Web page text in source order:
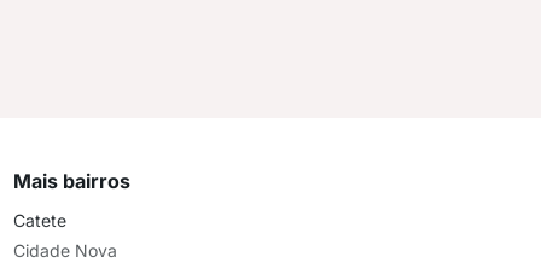
Mais bairros
Catete
Cidade Nova